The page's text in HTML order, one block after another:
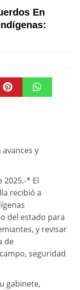
En
avances y
2025.-* El
recibió a
del estado para
y revisar
de
seguridad
gabinete,